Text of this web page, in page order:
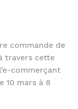
commande de
travers cette
commerçant
10 mars à 8